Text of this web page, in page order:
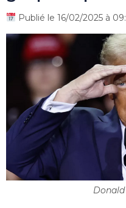
Publié le 16/02/2025 à
Donald